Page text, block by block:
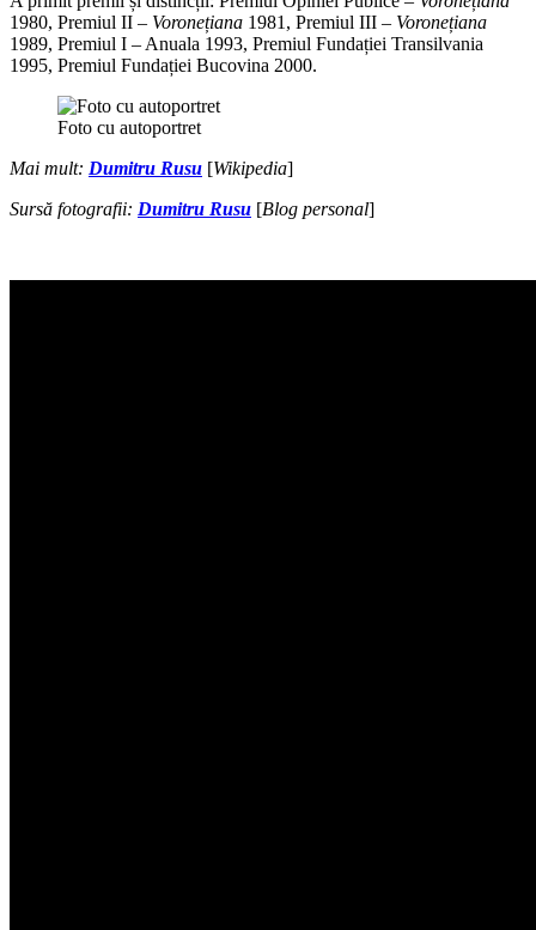
1980, Premiul II – Voronețiana 1981, Premiul III – Voronețiana
1989, Premiul I – Anuala 1993, Premiul Fundației Transilvania
1995, Premiul Fundației Bucovina 2000.
Foto cu autoportret
Mai mult: Dumitru Rusu [Wikipedia]
Sursă fotografii: Dumitru Rusu [Blog personal]